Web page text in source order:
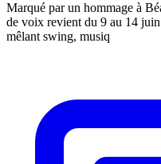
Marqué par un hommage à
de voix revient du 9 au 14
mêlant swing, musiq